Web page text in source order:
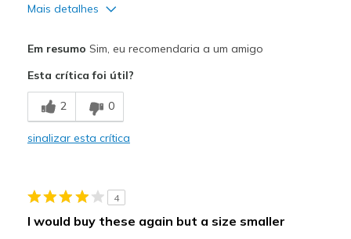
Mais detalhes
Breathe Well
Comfortable
Em resumo Sim, eu recomendaria a um amigo
Esta crítica foi útil?
2 0
sinalizar esta crítica
4
I would buy these again but a size smaller